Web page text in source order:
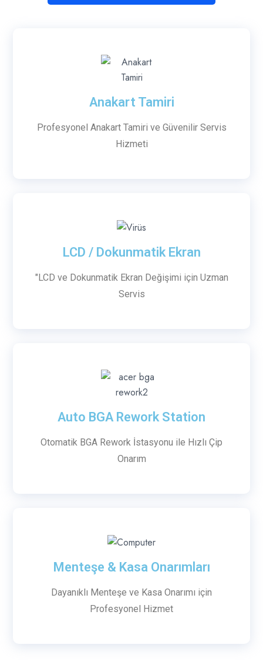
Anakart Tamiri
Profesyonel Anakart Tamiri ve Güvenilir Servis
Hizmeti
LCD / Dokunmatik Ekran
"LCD ve Dokunmatik Ekran Değişimi için Uzman
Servis
Auto BGA Rework Station
Otomatik BGA Rework İstasyonu ile Hızlı Çip
Onarım
Menteşe & Kasa Onarımları
Dayanıklı Menteşe ve Kasa Onarımı için
Profesyonel Hizmet